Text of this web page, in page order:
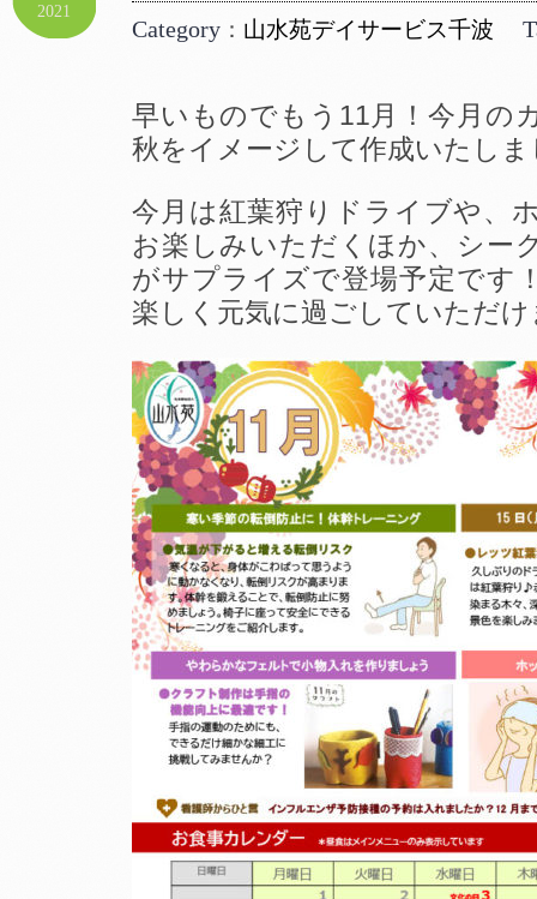
2021
Category ： 山水苑デイサービス千波
早いものでもう11月！今月の
秋をイメージして作成いたしま
今月は紅葉狩りドライブや、
お楽しみいただくほか、シー
がサプライズで登場予定です
楽しく元気に過ごしていただ